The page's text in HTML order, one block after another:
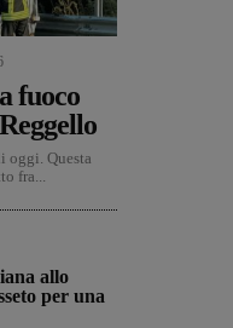
fuoco
oggi. Questa
fra...
allo
per una